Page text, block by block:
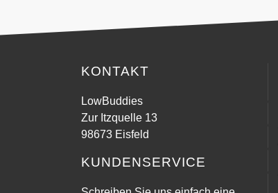
KONTAKT
LowBuddies
Zur Itzquelle 13
98673 Eisfeld
KUNDENSERVICE